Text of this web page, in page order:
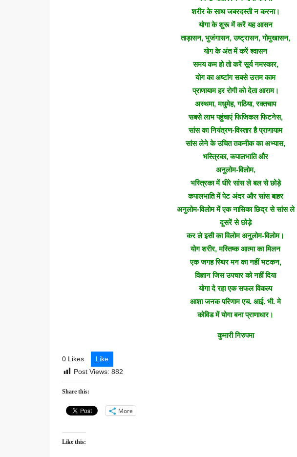
शरीर के साथ जबरदस्ती न करना।
योगा के शुरू में करें यह आसन
ताड़ासन, भुजंगासन, उष्ट्रासन, गोमुखासन,
योग के अंत में करें श्वासन
समय कम हो तो करें सूर्य नमस्कार,
योग का अष्टांग सबसे उत्तम काम
प्राणायाम हर रोगी को देता आराम।
अस्थमा, मधुमेह, गठिया, रक्तचाप
सबसे लाभ पहुंचाएं फिजिकल फिटनेस,
सांस का नियंत्रण-विस्तार है प्राणायाम
सांस लेने के उचित तकनीक का अभ्यास,
भस्त्रिका, कपालभाति और
अनुलोम-विलोम,
भस्त्रिका में धीरे सांस ले बल से छोड़े
कपालभाति में पेट अंदर और सांस बाहर
अनुलोम-विलोम में एक नासिका छिद्र से सांस ले
दूसरें से छोड़े
कर ले इसी का विलोम अनुलोम-विलोम।
योग शरीर, मस्तिष्क आत्मा का मिलन
एक जगह स्थिर मन का नहीं भटकन,
विज्ञान जिस उपचार को नहीं दिया
योगा दे रहा एक सफल विकल्प
आशा जनक परिणाम एच. आई. भी. मे
कोविड में योगा बना प्राणाधार।
कुमारी निरुपमा
0 Likes
Like
Post Views: 882
Share this:
More
Like this: